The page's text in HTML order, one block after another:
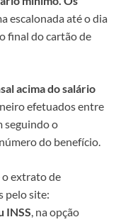
escalonada até o dia
final do cartão de
acima do salário
efetuados entre
seguindo o
do benefício.
o extrato de
pelo site:
INSS, na opção